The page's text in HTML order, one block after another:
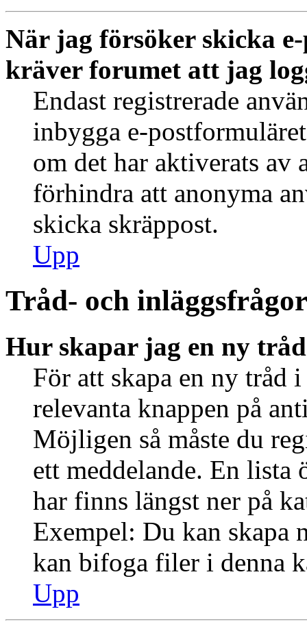
När jag försöker skicka
kräver forumet att jag
Endast registrerade
inbygga e-
om det har aktiverats av
förhindra att anonyma
skicka skräppost.
Upp
Tråd- och inläggsfrågor
Hur skapar jag en ny
För att skapa en ny tråd
relevanta knappen på
Möjligen så måste du
ett meddelande. En
har finns längst ner på
Exempel: Du kan skapa
kan bifoga filer i denna
Upp